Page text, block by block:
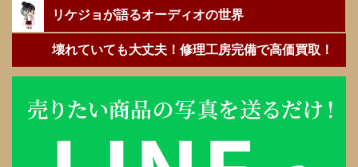
リケジョが語るオーディオの世界
壊れていても大丈夫！修理工房完備で高価買取！